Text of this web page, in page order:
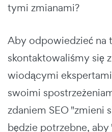
tymi zmianami?
Aby odpowiedzieć na
skontaktowaliśmy się
wiodącymi
swoimi
zdaniem SEO "zmieni
będzie potrzebne, aby